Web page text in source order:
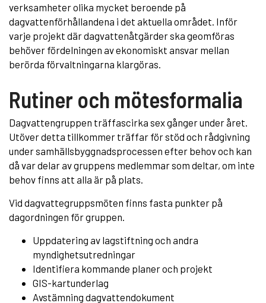
verksamheter olika mycket beroende på
dagvattenförhållandena i det aktuella området. Inför
varje projekt där dagvattenåtgärder ska geomföras
behöver fördelningen av ekonomiskt ansvar mellan
berörda förvaltningarna klargöras.
Rutiner och mötesformalia
Dagvattengruppen träffascirka sex gånger under året.
Utöver detta tillkommer träffar för stöd och rådgivning
under samhällsbyggnadsprocessen efter behov och kan
då var delar av gruppens medlemmar som deltar, om inte
behov finns att alla är på plats.
Vid dagvattegruppsmöten finns fasta punkter på
dagordningen för gruppen.
Uppdatering av lagstiftning och andra
myndighetsutredningar
Identifiera kommande planer och projekt
GIS-kartunderlag
Avstämning dagvattendokument